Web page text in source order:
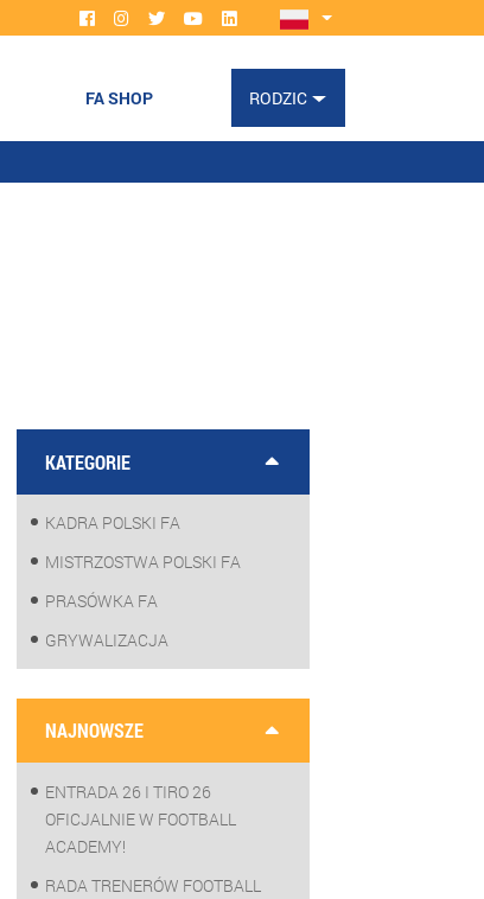
FA SHOP RODZIC
KATEGORIE
KADRA POLSKI FA
MISTRZOSTWA POLSKI FA
PRASÓWKA FA
GRYWALIZACJA
NAJNOWSZE
ENTRADA 26 I TIRO 26
OFICJALNIE W FOOTBALL
ACADEMY!
RADA TRENERÓW FOOTBALL